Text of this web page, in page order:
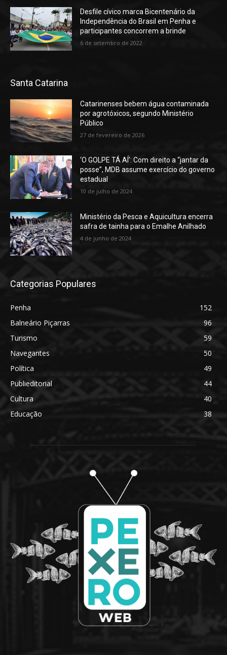
Desfile cívico marca Bicentenário da
Independência do Brasil em Penha e
participantes concorrem a brinde
6 de setembro de 2022
Santa Catarina
Catarinenses bebem água contaminada
por agrotóxicos, segundo Ministério
Público
27 de fevereiro de 2026
‘O GOLPE TÁ AÍ’: Com direito a “jantar da
posse”, MDB assume exercício do governo
estadual
10 de julho de 2024
Ministério da Pesca e Aquicultura encerra
safra de tainha para o Emalhe Anilhado
4 de junho de 2024
Categorias Populares
Penha
152
Balneário Piçarras
96
Turismo
59
Navegantes
50
Política
49
Publieditorial
44
Cultura
40
Educação
38